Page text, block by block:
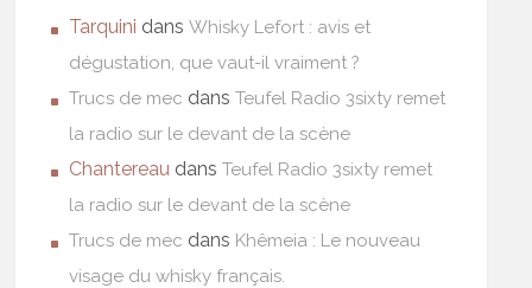
Tarquini dansWhisky Lefort : avis et
dégustation, que vaut-il vraiment ?
Trucs de mec dansTeufel Radio 3sixty remet
la radio sur le devant de la scène
Chantereau dansTeufel Radio 3sixty remet
la radio sur le devant de la scène
Trucs de mec dans Khêmeia : Le nouveau
visage du whisky français.